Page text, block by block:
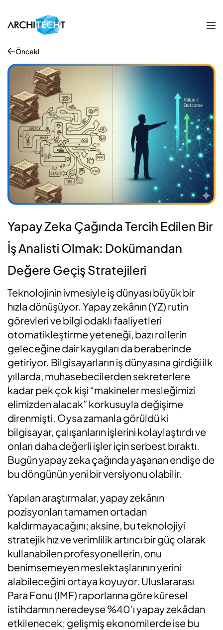
Önceki
Yapay Zeka Çağında Tercih Edilen Bir
İş Analisti Olmak: Dokümandan
Değere Geçiş Stratejileri
Teknolojinin ivmesiyle iş dünyası büyük bir
hızla dönüşüyor. Yapay zekânın (YZ) rutin
görevleri ve bilgi odaklı faaliyetleri
otomatikleştirme yeteneği, bazı rollerin
geleceğine dair kaygıları da beraberinde
getiriyor. Bilgisayarların iş dünyasına girdiği ilk
yıllarda, muhasebecilerden sekreterlere
kadar pek çok kişi “makineler mesleğimizi
elimizden alacak” korkusuyla değişime
direnmişti. Oysa zamanla görüldü ki
bilgisayar, çalışanların işlerini kolaylaştırdı ve
onları daha değerli işler için serbest bıraktı.
Bugün yapay zeka çağında yaşanan endişe de
bu döngünün yeni bir versiyonu olabilir.
Yapılan araştırmalar, yapay zekânın
pozisyonları tamamen ortadan
kaldırmayacağını; aksine, bu teknolojiyi
stratejik hız ve verimlilik artırıcı bir güç olarak
kullanabilen profesyonellerin, onu
benimsemeyen meslektaşlarının yerini
alabileceğini ortaya koyuyor. Uluslararası
Para Fonu (IMF) raporlarına göre küresel
istihdamın neredeyse %40’ı yapay zekâdan
etkilenecek; gelişmiş ekonomilerde ise bu